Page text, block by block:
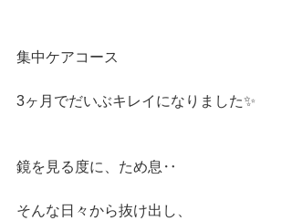
集中ケアコース
3ヶ月でだいぶキレイになりました✨
鏡を見る度に、ため息‥
そんな日々から抜け出し、